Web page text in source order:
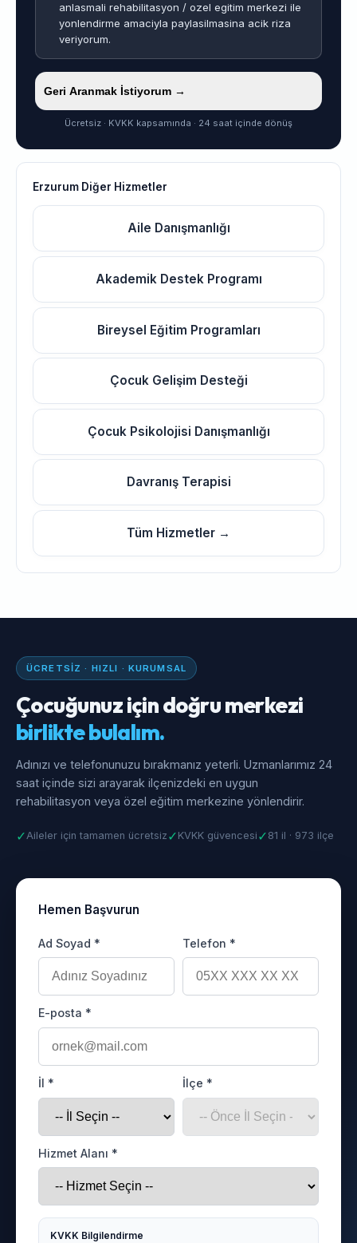
anlasmali rehabilitasyon / ozel egitim merkezi ile
yonlendirme amaciyla paylasilmasina acik riza
veriyorum.
Geri Aranmak İstiyorum →
Ücretsiz · KVKK kapsamında · 24 saat içinde dönüş
Erzurum Diğer Hizmetler
Aile Danışmanlığı
Akademik Destek Programı
Bireysel Eğitim Programları
Çocuk Gelişim Desteği
Çocuk Psikolojisi Danışmanlığı
Davranış Terapisi
Tüm Hizmetler →
ÜCRETSIZ · HIZLI · KURUMSAL
Çocuğunuz için doğru merkezi
birlikte bulalım.
Adınızı ve telefonunuzu bırakmanız yeterli. Uzmanlarımız 24
saat içinde sizi arayarak ilçenizdeki en uygun
rehabilitasyon veya özel eğitim merkezine yönlendirir.
✓Aileler için tamamen ücretsiz ✓ KVKK güvencesi ✓ 81 il · 973 ilçe
Hemen Başvurun
Ad Soyad * Telefon *
E-posta *
İl * İlçe *
Hizmet Alanı *
KVKK Bilgilendirme